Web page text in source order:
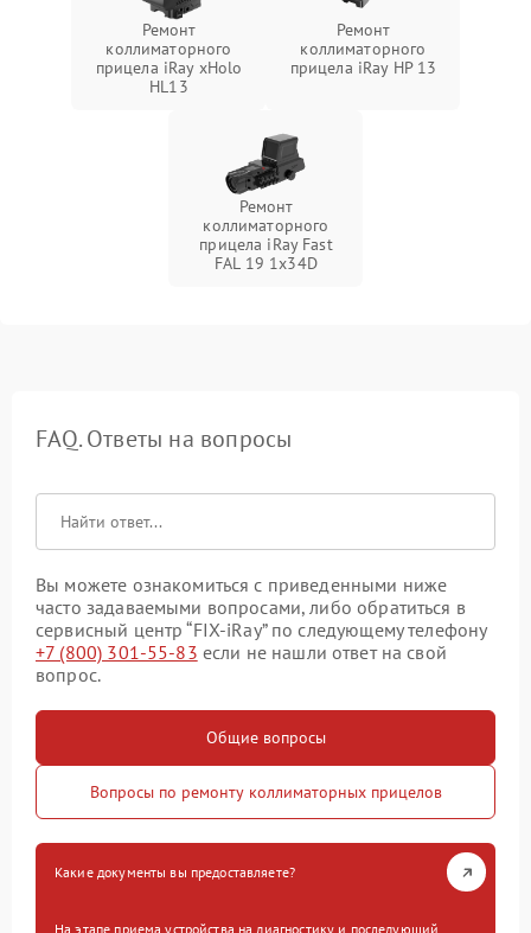
Ремонт
коллиматорного
прицела iRay xHolo
HL13
Ремонт
коллиматорного
прицела iRay HP 13
Ремонт
коллиматорного
прицела iRay Fast
FAL 19 1x34D
FAQ. Ответы на вопросы
Вы можете ознакомиться с приведенными ниже
часто задаваемыми вопросами, либо обратиться в
сервисный центр “FIX-iRay” по следующему телефону
+7 (800) 301-55-83 если не нашли ответ на свой
вопрос.
Общие вопросы
Вопросы по ремонту коллиматорных прицелов
Какие документы вы предоставляете?
На этапе приема устройства на диагностику и последующий